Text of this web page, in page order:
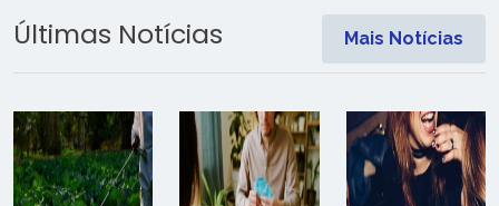
Últimas Notícias Mais Notícias